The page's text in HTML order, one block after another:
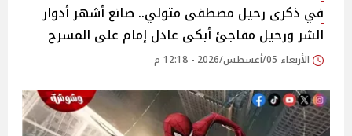
في ذكرى رحيل مصطفى متولي.. صانع أشهر أدوار
الشر ورحيل مفاجئ أبكى عادل إمام على المسرح
الأربعاء 05/أغسطس/2026 - 12:18 م